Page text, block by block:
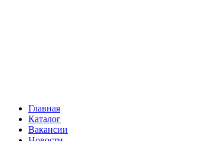
Главная
Каталог
Вакансии